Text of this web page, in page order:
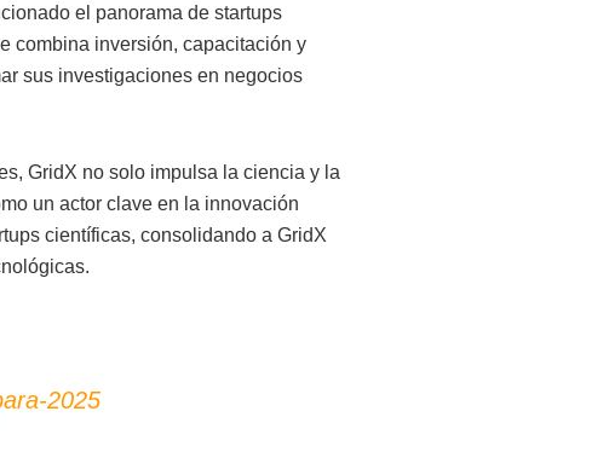
el panorama de startups
combina inversión, capacitación y
sus investigaciones en negocios
GridX no solo impulsa la ciencia y la
un actor clave en la innovación
científicas, consolidando a GridX
2025